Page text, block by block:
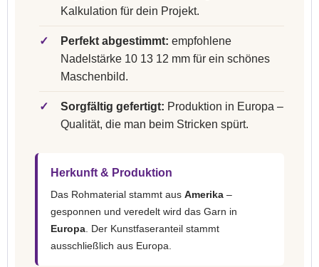
Kalkulation für dein Projekt.
✓ Perfekt abgestimmt: empfohlene
Nadelstärke 10 13 12 mm für ein schönes
Maschenbild.
✓ Sorgfältig gefertigt: Produktion in Europa –
Qualität, die man beim Stricken spürt.
Herkunft & Produktion
Das Rohmaterial stammt aus Amerika –
gesponnen und veredelt wird das Garn in
Europa . Der Kunstfaseranteil stammt
ausschließlich aus Europa.